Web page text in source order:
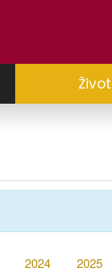
2024
2025